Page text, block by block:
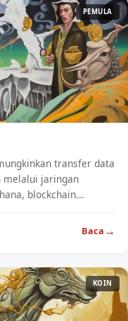
PEMULA
transfer data
melalui jaringan
blockchain...
Baca →
KOIN